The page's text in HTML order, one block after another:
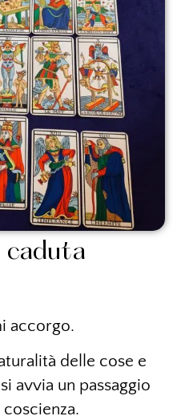
caduta
accorgo.
delle cose e
avvia un passaggio